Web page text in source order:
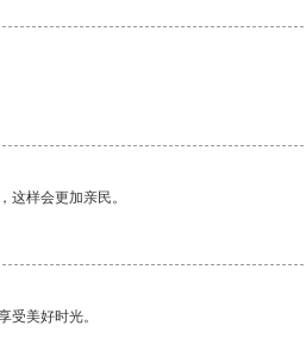
这样会更加亲民。
受美好时光。